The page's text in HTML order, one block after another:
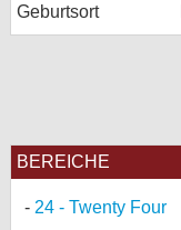
Geburtsort
BEREICHE
24 - Twenty Four